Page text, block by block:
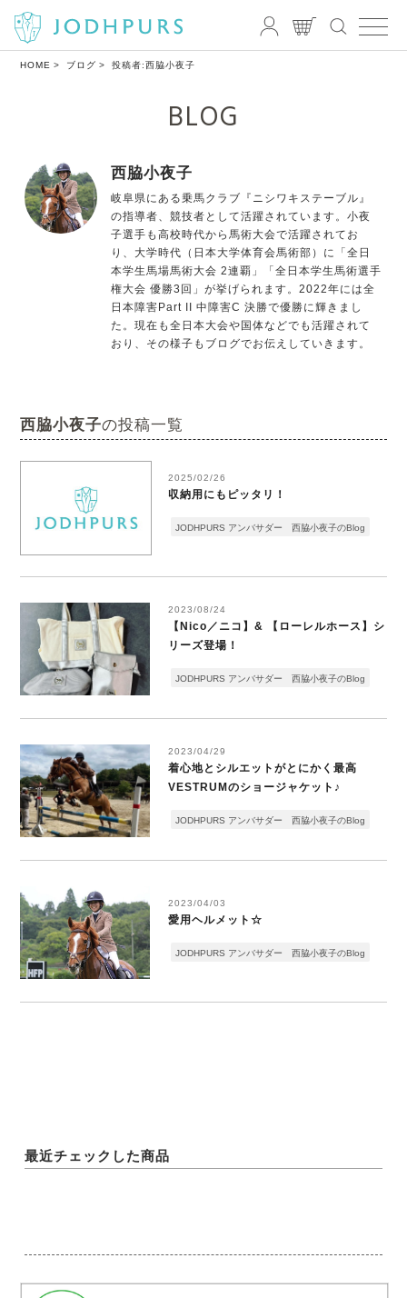
HOME ブログ 投稿者:西脇小夜子
BLOG
西脇小夜子
岐阜県にある乗馬クラブ『ニシワキステーブル』
の指導者、競技者として活躍されています。小夜
子選手も高校時代から馬術大会で活躍されてお
り、大学時代（日本大学体育会馬術部）に「全日
本学生馬場馬術大会 2連覇」「全日本学生馬術選手
権大会 優勝3回」が挙げられます。2022年には全
日本障害Part II 中障害C 決勝で優勝に輝きまし
た。現在も全日本大会や国体などでも活躍されて
おり、その様子もブログでお伝えしていきます。
西脇小夜子の投稿一覧
2025/02/26
収納用にもピッタリ！
JODHPURS アンバサダー 西脇小夜子のBlog
2023/08/24
【Nico／ニコ】& 【ローレルホース】シ
リーズ登場！
JODHPURS アンバサダー 西脇小夜子のBlog
2023/04/29
着心地とシルエットがとにかく最高
VESTRUMのショージャケット♪
JODHPURS アンバサダー 西脇小夜子のBlog
2023/04/03
愛用ヘルメット☆
JODHPURS アンバサダー 西脇小夜子のBlog
最近チェックした商品